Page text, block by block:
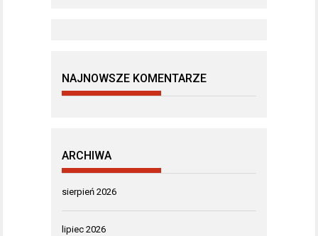
NAJNOWSZE KOMENTARZE
ARCHIWA
sierpień 2026
lipiec 2026